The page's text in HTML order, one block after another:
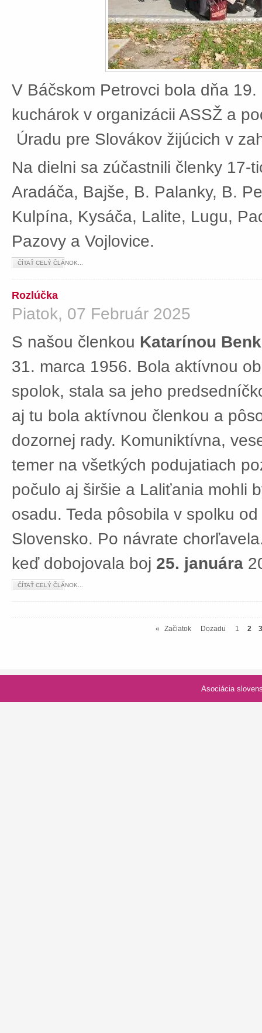
V Báčskom Petrovci bola dňa
kuchárok v organizácii ASSŽ a
Úradu pre Slovákov žijúcich v
Na dielni sa zúčastnili členky 17-
Aradáča, Bajše, B. Palanky, B.
Kulpína, Kysáča, Lalite, Lugu,
Pazovy a Vojlovice.
ČÍTAŤ CELÝ ČLÁNOK...
Rozlúčka
Piatok, 07 Február 2025
S našou členkou Katarínou
31. marca 1956. Bola aktívnou
spolok, stala sa jeho
aj tu bola aktívnou členkou a
dozornej rady. Komuniktívna,
temer na všetkých podujatiach
počulo aj širšie a Laliťania mohli
osadu. Teda pôsobila v spolku
Slovensko. Po návrate
keď dobojovala boj 25. januára
ČÍTAŤ CELÝ ČLÁNOK...
« Začiatok Dozadu 1 2 3
Asociácia slovenských